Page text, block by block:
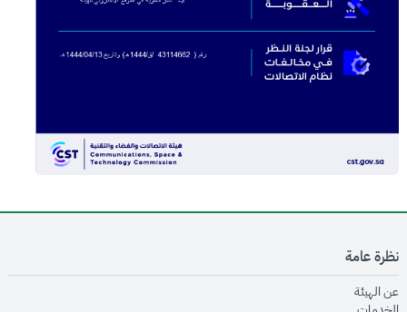
نظرة عامة
عن الهيئةopens in new window